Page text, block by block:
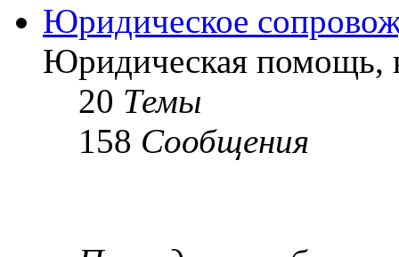
Юридическое
Юридическая помощь,
20 Темы
158 Сообщения